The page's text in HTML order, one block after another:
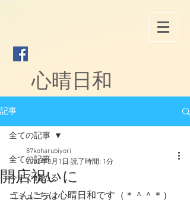
心晴日和
記事
全ての記事
今すぐ始める
コミュニティ
全ての記事
開店祝いに
87koharubiyori
2022年8月1日 読了時間: 1分
こんにちは心晴日和です（＊＾＾＊）